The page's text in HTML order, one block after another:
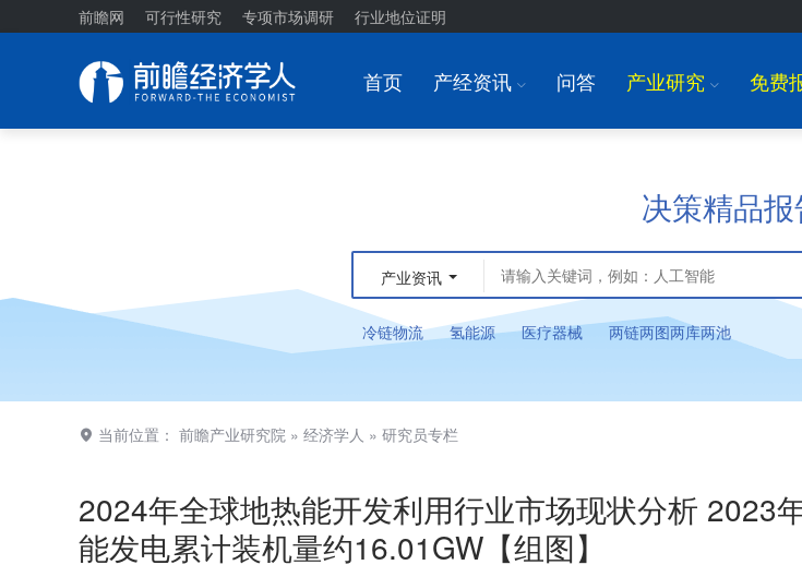
前瞻网 可行性研究 专项市场调研 行业地位证明
首页 产经资讯 I 问答 产业研究 I 免费
决策精品
产业资讯
冷链物流 氢能源 医疗器械 两链两图两库两池
当前位置： 前瞻产业研究院 » 经济学人 » 研究员专栏
2024年全球地热能开发利用行业市场现状分析 2023
能发电累计装机量约16.01GW【组图】